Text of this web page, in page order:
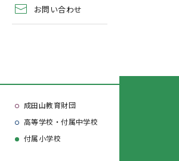
お問い合わせ
成田山教育財団
高等学校・付属中学校
付属小学校